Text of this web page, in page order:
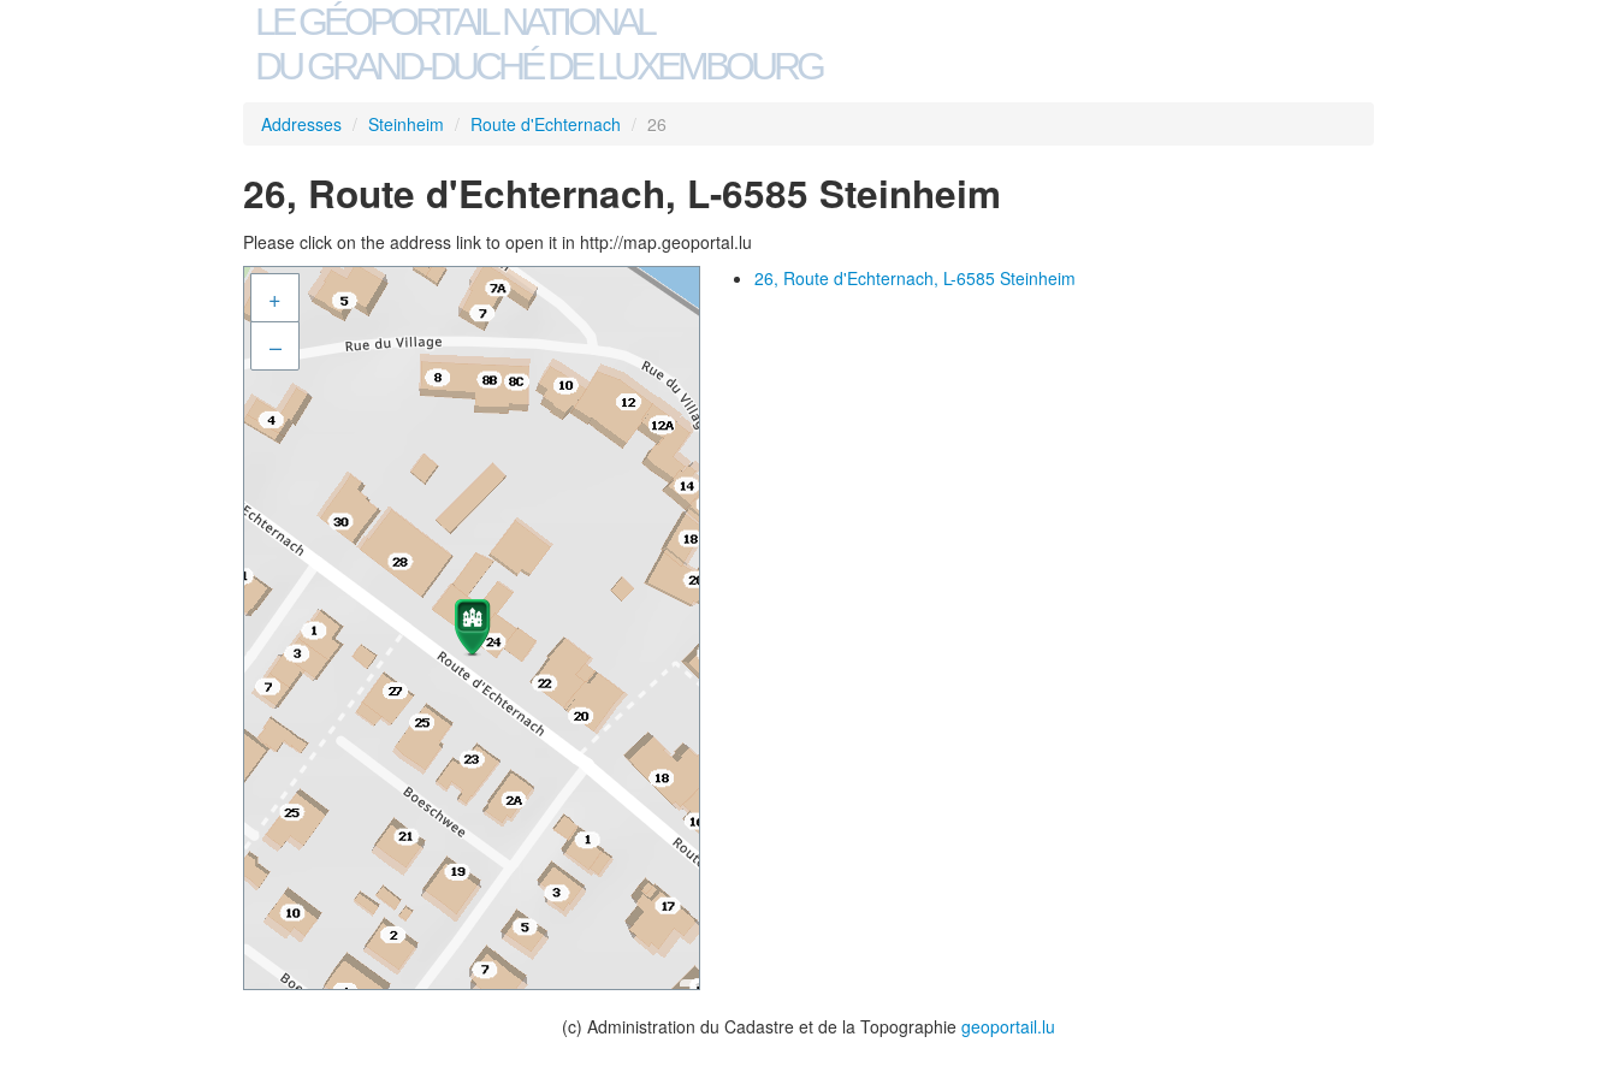
LE GÉOPORTAIL NATIONAL
DU GRAND-DUCHÉ DE LUXEMBOURG
Addresses / Steinheim / Route d'Echternach / 26
26, Route d'Echternach, L-6585 Steinheim
Please click on the address link to open it in http://map.geoportal.lu
+
–
26, Route d'Echternach, L-6585 Steinheim
(c) Administration du Cadastre et de la Topographie geoportail.lu